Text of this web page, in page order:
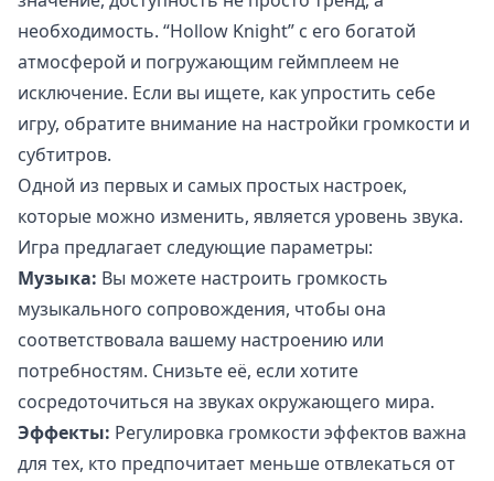
необходимость. “Hollow Knight” с его богатой
атмосферой и погружающим геймплеем не
исключение. Если вы ищете, как упростить себе
игру, обратите внимание на настройки громкости и
субтитров.
Одной из первых и самых простых настроек,
которые можно изменить, является уровень звука.
Игра предлагает следующие параметры:
Музыка: Вы можете настроить громкость
музыкального сопровождения, чтобы она
соответствовала вашему настроению или
потребностям. Снизьте её, если хотите
сосредоточиться на звуках окружающего мира.
Эффекты: Регулировка громкости эффектов важна
для тех, кто предпочитает меньше отвлекаться от